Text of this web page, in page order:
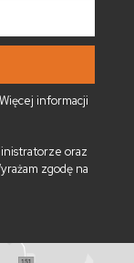
informacji
oraz
zgodę na